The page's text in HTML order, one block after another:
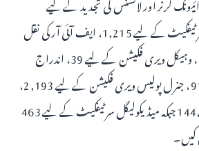
1,908، پولیس کریکٹر سرٹیفکیٹ کے لیے 1,215، ایف آئی آر کی نقل
کے حصول کے لیے 90، وہیکل ویری فکیشن کے لیے 39، اندراج
کرایہ داران کے لیے 919، جنرل پولیس ویری فکیشن کے لیے 2,193،
گمشدگی رپورٹ کے لیے 144 جبکہ میڈیکولیگل سرٹیفکیٹ کے لیے 463